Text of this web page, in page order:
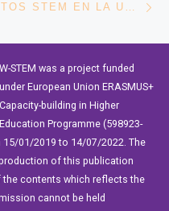
FERIA VIRTUAL DE PROYECTOS STEM EN LA UNIVERSIDAD TÉCNICA DEL NORTE
W-STEM was a project funded
under European Union ERASMUS+
Capacity-building in Higher
Education Programme (598923-
15/01/2019 to 14/07/2022. The
of this publication
contents which reflects the
cannot be held